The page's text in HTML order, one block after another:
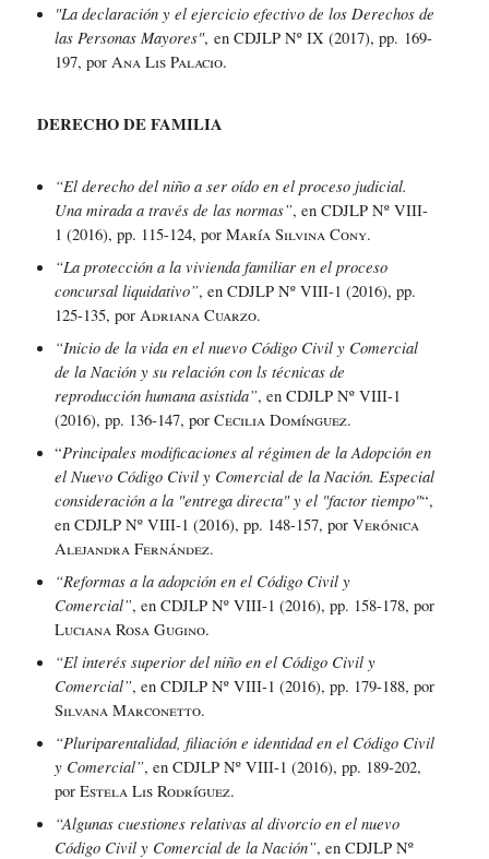
"La declaración y el ejercicio efectivo de los Derechos de
las Personas Mayores", en CDJLP Nº IX (2017), pp. 169-
197, por Ana Lis Palacio.
DERECHO DE FAMILIA
“El derecho del niño a ser oído en el proceso judicial.
Una mirada a través de las normas”, en CDJLP Nº VIII-
1 (2016), pp. 115-124, por María Silvina Cony.
“La protección a la vivienda familiar en el proceso
concursal liquidativo”, en CDJLP Nº VIII-1 (2016), pp.
125-135, por Adriana Cuarzo.
“Inicio de la vida en el nuevo Código Civil y Comercial
de la Nación y su relación con ls técnicas de
reproducción humana asistida”, en CDJLP Nº VIII-1
(2016), pp. 136-147, por Cecilia Domínguez.
“Principales modificaciones al régimen de la Adopción en
el Nuevo Código Civil y Comercial de la Nación. Especial
consideración a la "entrega directa" y el "factor tiempo"“,
en CDJLP Nº VIII-1 (2016), pp. 148-157, por Verónica
Alejandra Fernández.
“Reformas a la adopción en el Código Civil y
Comercial”, en CDJLP Nº VIII-1 (2016), pp. 158-178, por
Luciana Rosa Gugino.
“El interés superior del niño en el Código Civil y
Comercial”, en CDJLP Nº VIII-1 (2016), pp. 179-188, por
Silvana Marconetto.
“Pluriparentalidad, filiación e identidad en el Código Civil
y Comercial”, en CDJLP Nº VIII-1 (2016), pp. 189-202,
por Estela Lis Rodríguez.
“Algunas cuestiones relativas al divorcio en el nuevo
Código Civil y Comercial de la Nación”, en CDJLP Nº